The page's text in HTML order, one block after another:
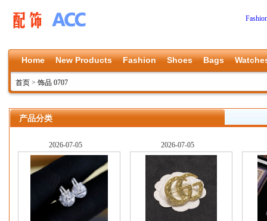
Home New Products Fashion Shoes Bags
首页 > 饰品 0707
产品分类
2026-07-05 2026-07-05